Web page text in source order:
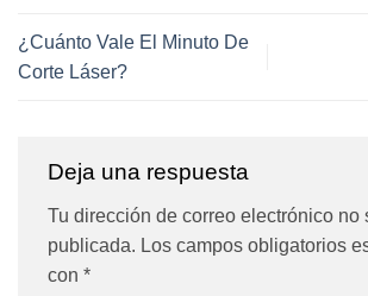
¿Cuánto Vale El Minuto De
Corte Láser?
Deja una respuesta
Tu dirección de correo electrónico no
publicada. Los campos obligatorios
con *